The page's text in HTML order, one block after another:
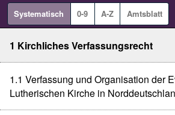
Systematisch 0-9 A-Z Amtsblatt
1 Kirchliches Verfassungsrecht
1.1 Verfassung und Organisation der
Lutherischen Kirche in